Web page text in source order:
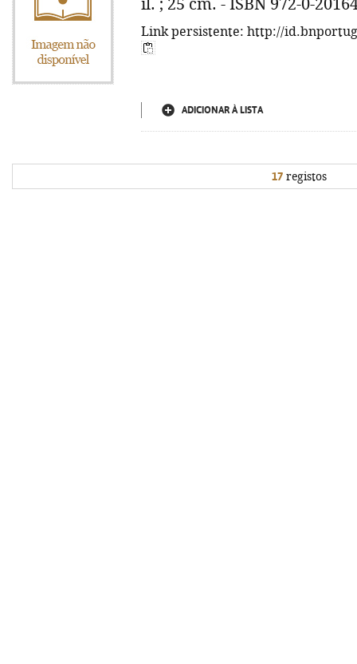
il. ; 25 cm. - ISBN 972-0-
Link persistente: http://
ADICIONAR À LISTA
17registos